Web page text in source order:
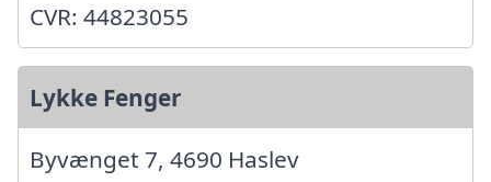
CVR: 44823055
Lykke Fenger
Byvænget 7, 4690 Haslev